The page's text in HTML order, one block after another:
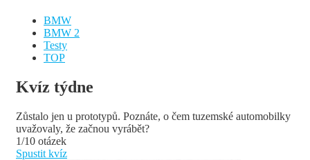
BMW
BMW 2
Testy
TOP
Kvíz týdne
Zůstalo jen u prototypů. Poznáte, o čem tuzemské automobilky
uvažovaly, že začnou vyrábět?
1/10 otázek
Spustit kvíz